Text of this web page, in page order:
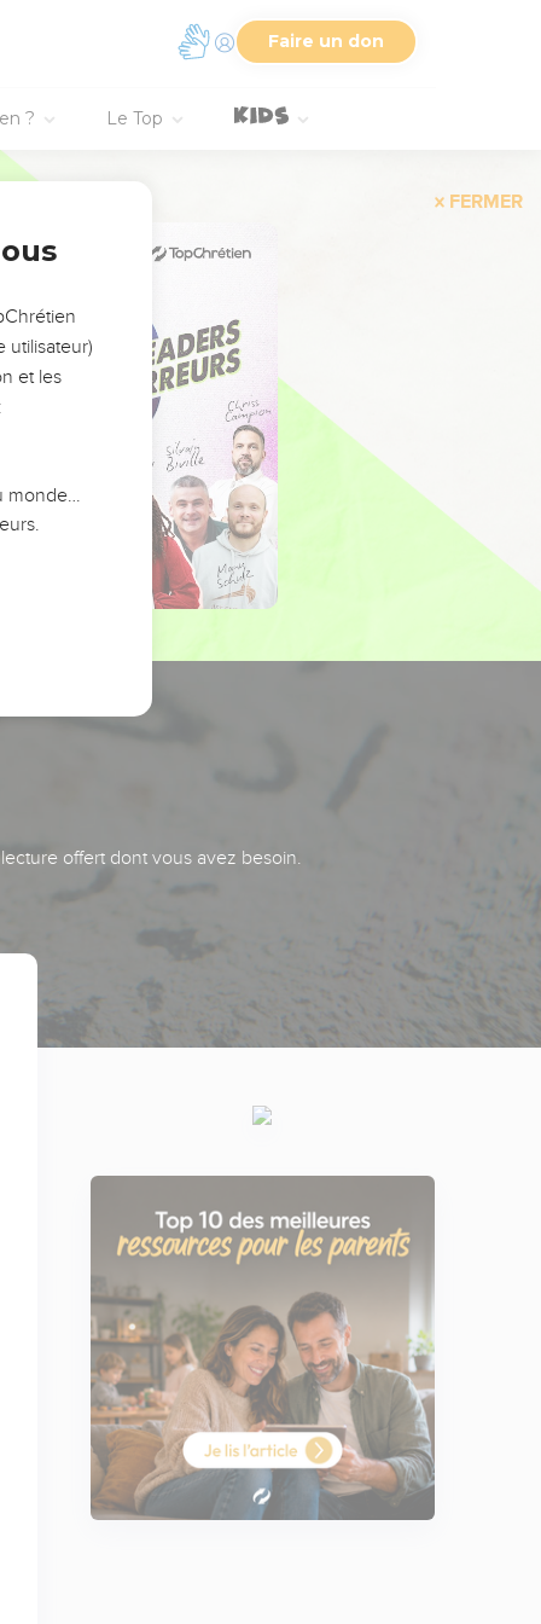
Faire un don
? Le Top
FERMER
offert dont vous avez besoin.
utilisateur)
et les
monde…